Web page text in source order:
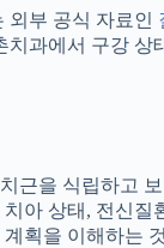
외부 공식 자료인
과에서 구강 상
근을 식립하고
아 상태, 전신
획을 이해하는